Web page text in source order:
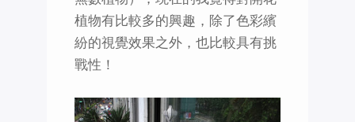
植物有比較多的興趣，除了色彩繽
紛的視覺效果之外，也比較具有挑
戰性！